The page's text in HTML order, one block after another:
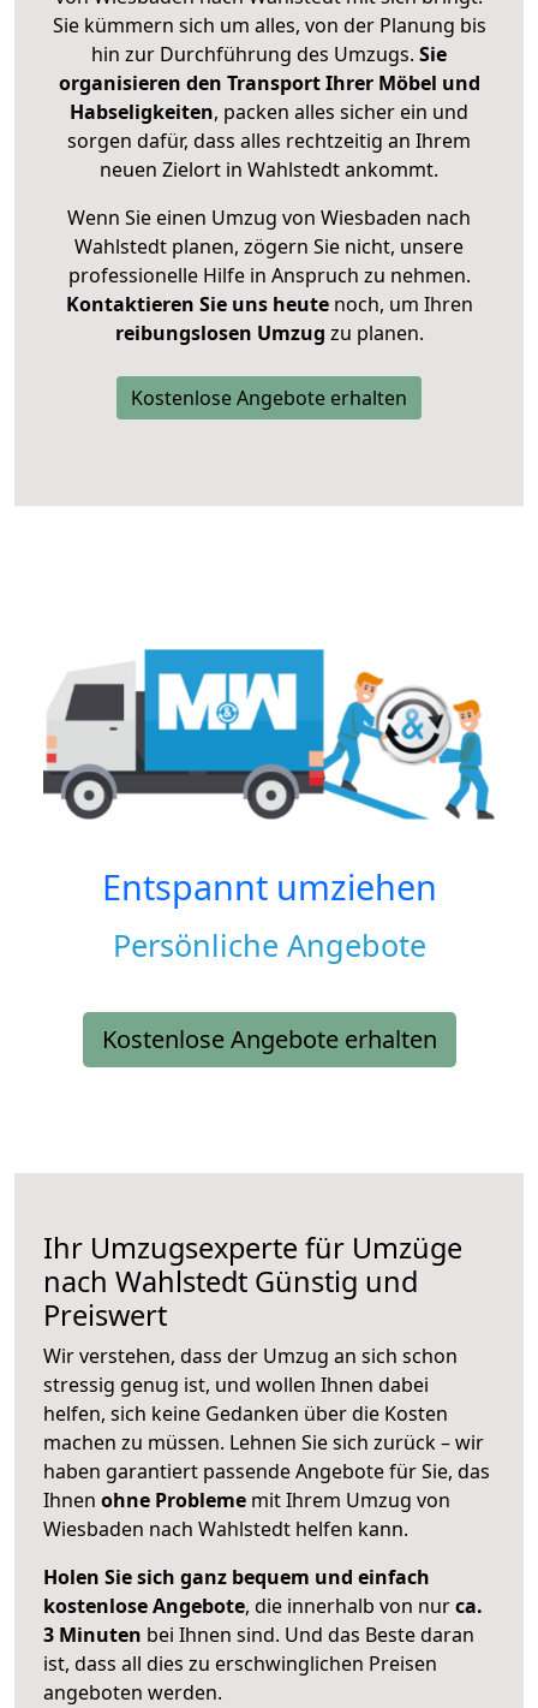
Sie kümmern sich um alles, von der Planung bis
hin zur Durchführung des Umzugs. Sie
organisieren den Transport Ihrer Möbel und
Habseligkeiten, packen alles sicher ein und
sorgen dafür, dass alles rechtzeitig an Ihrem
neuen Zielort in Wahlstedt ankommt.
Wenn Sie einen Umzug von Wiesbaden nach
Wahlstedt planen, zögern Sie nicht, unsere
professionelle Hilfe in Anspruch zu nehmen.
Kontaktieren Sie uns heutenoch, um Ihren
reibungslosen Umzug zu planen.
Kostenlose Angebote erhalten
Entspannt umziehen
Persönliche Angebote
Kostenlose Angebote erhalten
Ihr Umzugsexperte für Umzüge
nach Wahlstedt Günstig und
Preiswert
Wir verstehen, dass der Umzug an sich schon
stressig genug ist, und wollen Ihnen dabei
helfen, sich keine Gedanken über die Kosten
machen zu müssen. Lehnen Sie sich zurück – wir
haben garantiert passende Angebote für Sie, das
Ihnen ohne Probleme mit Ihrem Umzug von
Wiesbaden nach Wahlstedt helfen kann.
Holen Sie sich ganz bequem und einfach
kostenlose Angebote, die innerhalb von nurca.
3 Minuten bei Ihnen sind. Und das Beste daran
ist, dass all dies zu erschwinglichen Preisen
angeboten werden.